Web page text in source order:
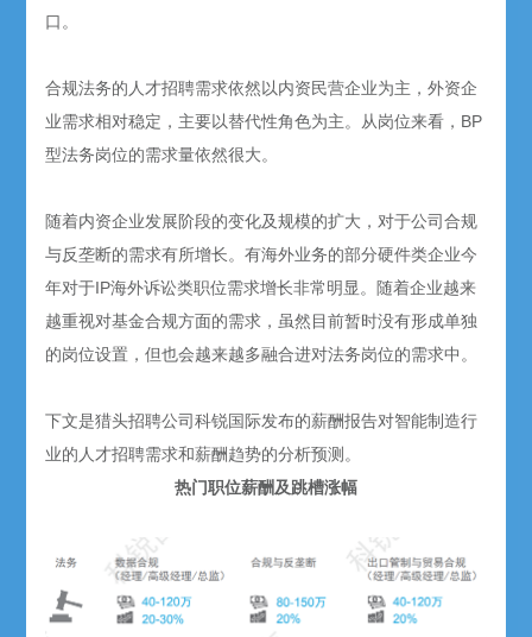
口。
合规法务的人才招聘需求依然以内资民营企业为主，外资企
业需求相对稳定，主要以替代性角色为主。从岗位来看，BP
型法务岗位的需求量依然很大。
随着内资企业发展阶段的变化及规模的扩大，对于公司合规
与反垄断的需求有所增长。有海外业务的部分硬件类企业今
年对于IP海外诉讼类职位需求增长非常明显。随着企业越来
越重视对基金合规方面的需求，虽然目前暂时没有形成单独
的岗位设置，但也会越来越多融合进对法务岗位的需求中。
下文是猎头招聘公司科锐国际发布的薪酬报告对智能制造行
业的人才招聘需求和薪酬趋势的分析预测。
热门职位薪酬及跳槽涨幅